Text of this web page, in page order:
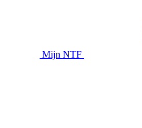
Mijn NTF